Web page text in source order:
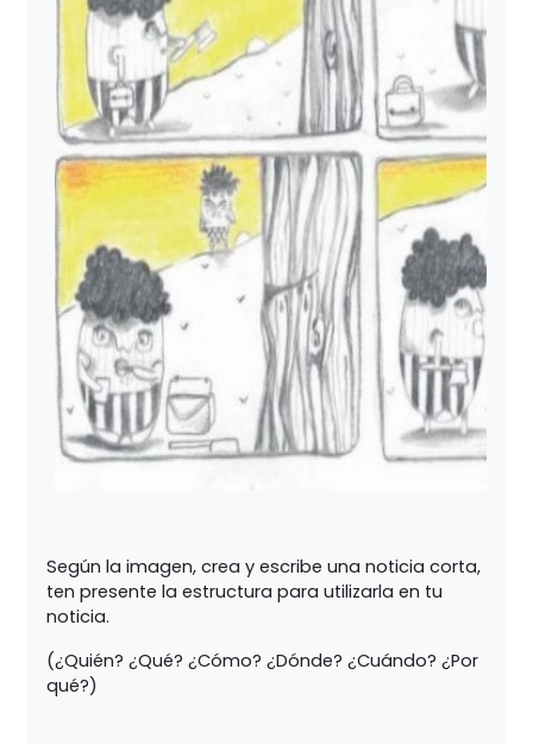
Según la imagen, crea y escribe una noticia corta,
ten presente la estructura para utilizarla en tu
noticia.
(¿Quién? ¿Qué? ¿Cómo? ¿Dónde? ¿Cuándo? ¿Por
qué?)